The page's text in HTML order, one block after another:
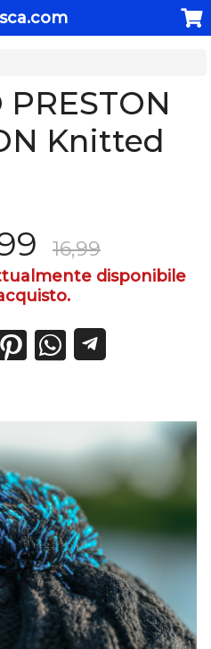
Knitted
16,99
disponibile